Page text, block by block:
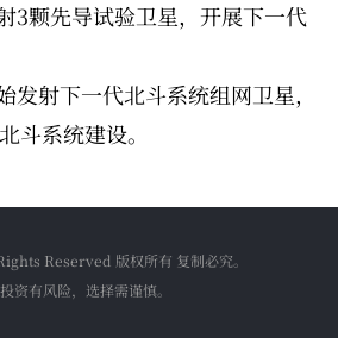
3颗先导试验卫星，开展下一代
发射下一代北斗系统组网卫星，
斗系统建设。
Reserved 版权所有 复制必究。
资有风险，选择需谨慎。